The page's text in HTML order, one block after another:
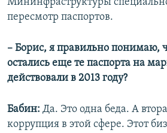
Мининфраструктуры
пересмотр паспортов.
– Борис, я правильно понимаю,
остались еще те паспорта на
действовали в 2013 году?
Бабин: Да. Это одна беда. А
коррупция в этой сфере. Этот